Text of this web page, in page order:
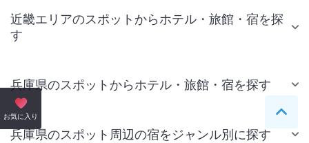
お気に入り ペー
近畿エリアのスポットからホテル・旅館・宿を探
す
兵庫県のスポットからホテル・旅館・宿を探す
兵庫県のスポット周辺の宿をジャンル別に探す